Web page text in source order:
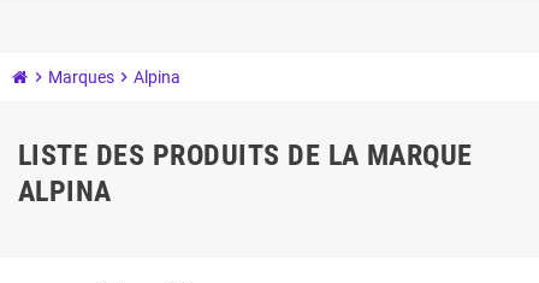
chevron_right Marques chevron_right Alpina
LISTE DES PRODUITS DE LA MARQUE
ALPINA